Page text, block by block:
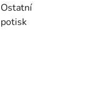
Ostatní
potisk